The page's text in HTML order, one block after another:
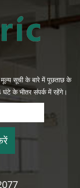
सूची के बारे में पूछताछ के
के भीतर संपर्क में रहेंगे।